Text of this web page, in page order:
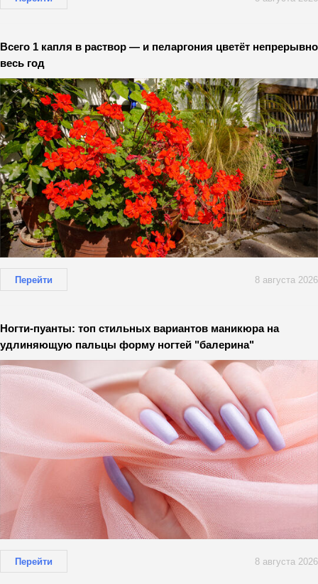
Всего 1 капля в раствор — и пеларгония цветёт непрерывно
весь год
Перейти 8 августа 2026
Ногти-пуанты: топ стильных вариантов маникюра на
удлиняющую пальцы форму ногтей "балерина"
Перейти 8 августа 2026